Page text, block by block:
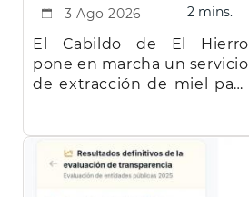
3 Ago 2026 2 mins.
El Cabildo de El Hierro
pone en marcha un servicio
de extracción de miel para